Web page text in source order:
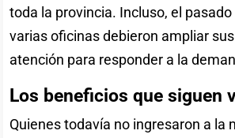
toda la provincia. Incluso, el pasado
varias oficinas debieron ampliar
atención para responder a la
Los beneficios que siguen
Quienes todavía no ingresaron a la